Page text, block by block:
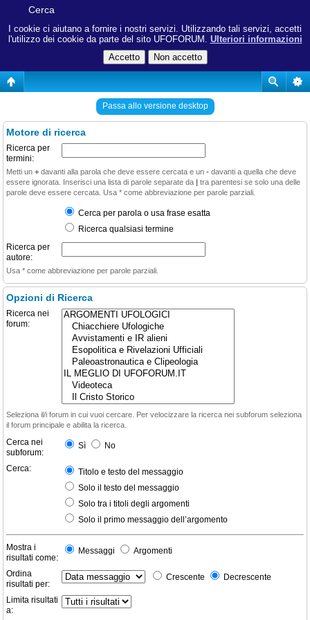
I cookie ci aiutano a fornire i nostri servizi. Utilizzando tali servizi, accetti
l'utilizzo dei cookie da parte del sito UFOFORUM. Ulteriori informazioni
Cerca
Passa allo versione desktop
Motore di ricerca
Ricerca per
termini:
Metti un + davanti alla parola che deve essere cercata e un - davanti a quella che deve
essere ignorata. Inserisci una lista di parole separate da | tra parentesi se solo una delle
parole deve essere cercata. Usa * come abbreviazione per parole parziali.
Cerca per parola o usa frase esatta
Ricerca qualsiasi termine
Ricerca per
autore:
Usa * come abbreviazione per parole parziali.
Opzioni di Ricerca
Ricerca nei
forum:
Seleziona il/i forum in cui vuoi cercare. Per velocizzare la ricerca nei subforum seleziona
il forum principale e abilita la ricerca.
Cerca nei
subforum:
Sì No
Cerca:
Titolo e testo del messaggio
Solo il testo del messaggio
Solo tra i titoli degli argomenti
Solo il primo messaggio dell’argomento
Mostra i
risultati come:
Messaggi Argomenti
Ordina
risultati per:
Crescente Decrescente
Limita risultati
a: